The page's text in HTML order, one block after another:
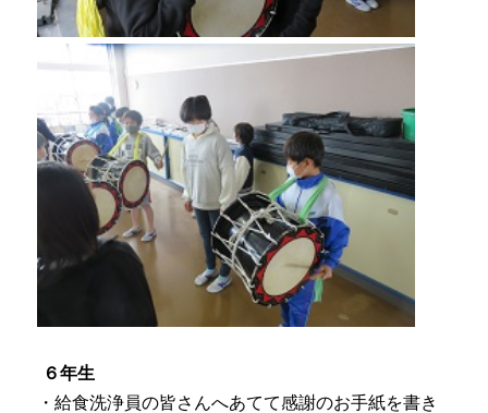
６年生
・給食洗浄員の皆さんへあてて感謝のお手紙を書き